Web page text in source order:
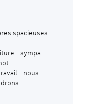
spacieuses